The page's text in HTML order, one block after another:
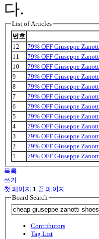
다.
List of Articles
번호
12
79% OFF Giuseppe
11
79% OFF Giuseppe
10
79% OFF Giuseppe
9
79% OFF Giuseppe
8
79% OFF Giuseppe
7
79% OFF Giuseppe
6
79% OFF Giuseppe
5
79% OFF Giuseppe
4
79% OFF Giuseppe
3
79% OFF Giuseppe
2
79% OFF Giuseppe
1
79% OFF Giuseppe
목록
쓰기
첫 페이지 1 끝 페이지
Board Search
Contributors
Tag List